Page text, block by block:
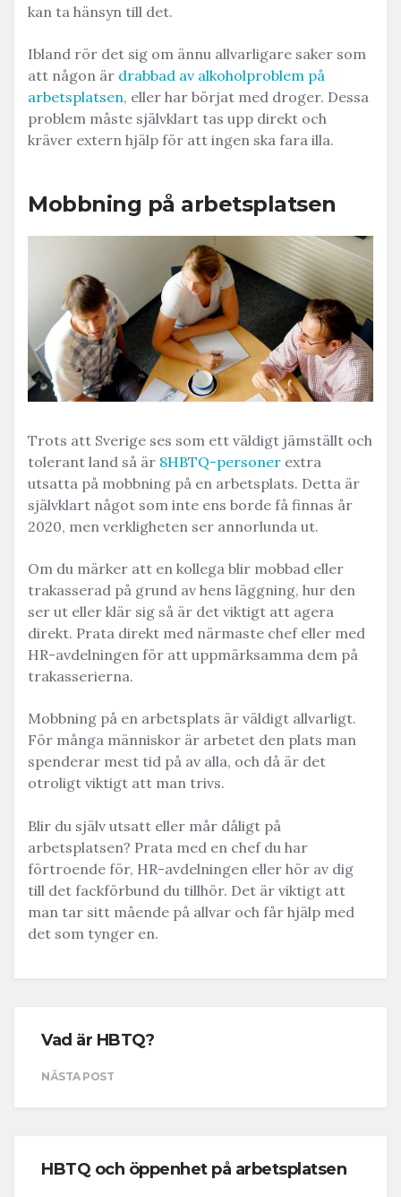
kan ta hänsyn till det.
Ibland rör det sig om ännu allvarligare saker som
att någon är drabbad av alkoholproblem på
arbetsplatsen, eller har börjat med droger. Dessa
problem måste självklart tas upp direkt och
kräver extern hjälp för att ingen ska fara illa.
Mobbning på arbetsplatsen
Trots att Sverige ses som ett väldigt jämställt och
tolerant land så är 8HBTQ-personer extra
utsatta på mobbning på en arbetsplats. Detta är
självklart något som inte ens borde få finnas år
2020, men verkligheten ser annorlunda ut.
Om du märker att en kollega blir mobbad eller
trakasserad på grund av hens läggning, hur den
ser ut eller klär sig så är det viktigt att agera
direkt. Prata direkt med närmaste chef eller med
HR-avdelningen för att uppmärksamma dem på
trakasserierna.
Mobbning på en arbetsplats är väldigt allvarligt.
För många människor är arbetet den plats man
spenderar mest tid på av alla, och då är det
otroligt viktigt att man trivs.
Blir du själv utsatt eller mår dåligt på
arbetsplatsen? Prata med en chef du har
förtroende för, HR-avdelningen eller hör av dig
till det fackförbund du tillhör. Det är viktigt att
man tar sitt mående på allvar och får hjälp med
det som tynger en.
HBTQ och öppenhet på arbetsplatsen
Vad är HBTQ?
NÄSTA POST